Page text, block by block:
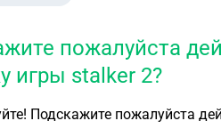
пожалуйста
игры stalker 2?
Подскажите пожалуйста